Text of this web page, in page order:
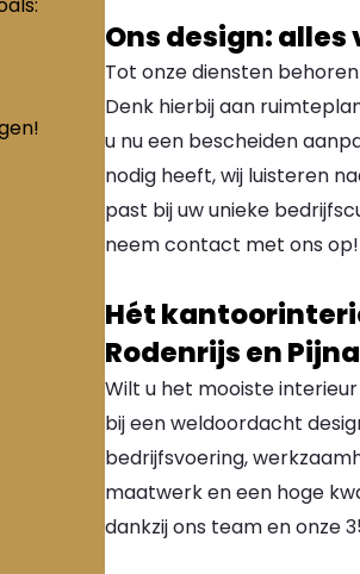
Ons design:
Tot onze diensten
Denk hierbij aan
u nu een bescheiden
nodig heeft, wij luisteren
past bij uw unieke
neem contact met ons op!
Hét
Rodenrijs en
Wilt u het mooiste
bij een weldoordacht
bedrijfsvoering,
maatwerk en een hoge
dankzij ons team en onze